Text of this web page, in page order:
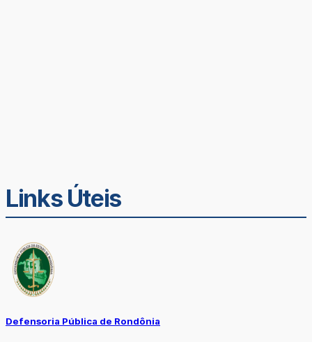
Links Úteis
Defensoria Pública de Rondônia